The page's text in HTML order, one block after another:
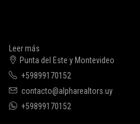
Leer más
Punta del Este y Montevideo
+59899170152
contacto@alpharealtors.uy
+59899170152